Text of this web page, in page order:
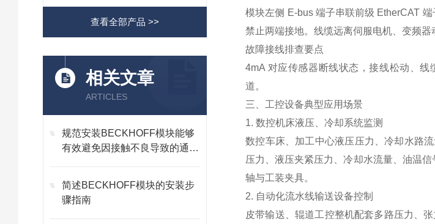
查看全部产品 >>
相关文章
ARTICLES
规范安装BECKHOFF模块能够
有效避免因接触不良导致的通讯
简述BECKHOFF模块的安装步
骤指南
模块左侧 E-bus 端子串联前级 EtherCAT
禁止两端接地。线缆远离伺服电机、变频器
故障接线排查要点
4mA 对应传感器断线状态，接线松动、
道。
三、工控设备典型应用场景
1. 数控机床液压、冷却系统监测
数控车床、加工中心液压压力、冷却水路
压力、液压夹紧压力、冷却水流量、油温
轴与工装夹具。
2. 自动化流水线输送设备控制
皮带输送、辊道工控整机配套多路压力、